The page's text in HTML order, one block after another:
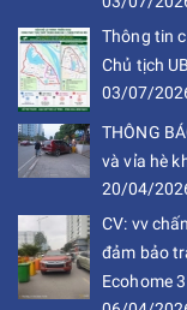
Thông tin
Chủ tịch
03/07/
THÔNG
và vỉa hè
20/04/
CV: vv
đảm bảo
Ecohome 3